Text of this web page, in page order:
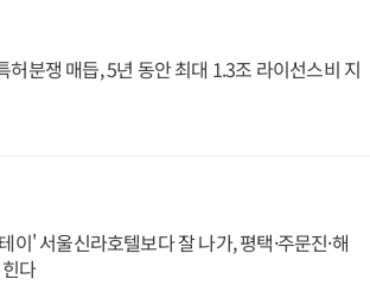
허분쟁 매듭, 5년 동안 최대 1.3조 라이선스비 지
이' 서울신라호텔보다 잘 나가, 평택·주문진·해
다